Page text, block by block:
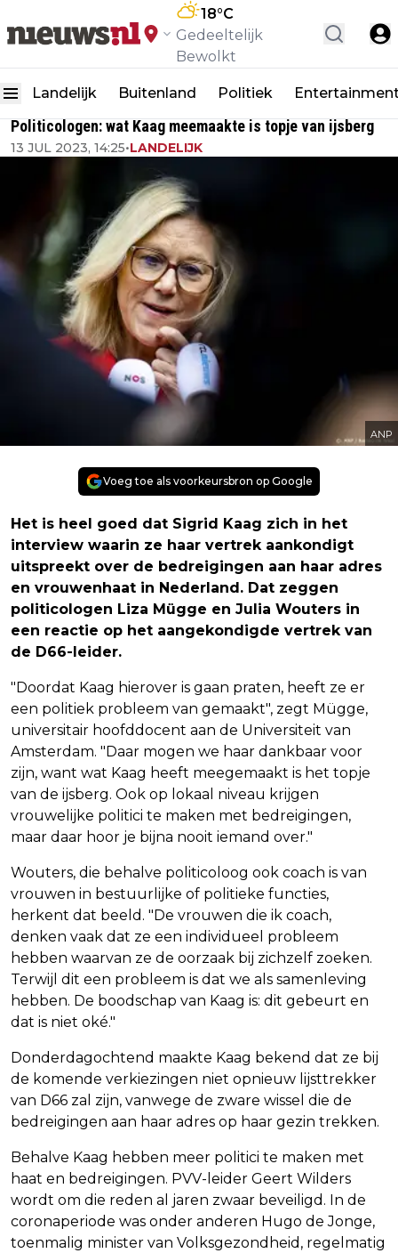
18°C
Gedeeltelijk
Bewolkt
Landelijk Buitenland Politiek
Politicologen: wat Kaag meemaakte is topje van ijsberg
13 JUL 2023, 14:25•LANDELIJK
ANP
Voeg toe als voorkeursbron op Google
Het is heel goed dat Sigrid Kaag zich in het
interview waarin ze haar vertrek aankondigt
uitspreekt over de bedreigingen aan haar adres
en vrouwenhaat in Nederland. Dat zeggen
politicologen Liza Mügge en Julia Wouters in
een reactie op het aangekondigde vertrek van
de D66-leider.
"Doordat Kaag hierover is gaan praten, heeft ze er
een politiek probleem van gemaakt", zegt Mügge,
universitair hoofddocent aan de Universiteit van
Amsterdam. "Daar mogen we haar dankbaar voor
zijn, want wat Kaag heeft meegemaakt is het topje
van de ijsberg. Ook op lokaal niveau krijgen
vrouwelijke politici te maken met bedreigingen,
maar daar hoor je bijna nooit iemand over."
Wouters, die behalve politicoloog ook coach is van
vrouwen in bestuurlijke of politieke functies,
herkent dat beeld. "De vrouwen die ik coach,
denken vaak dat ze een individueel probleem
hebben waarvan ze de oorzaak bij zichzelf zoeken.
Terwijl dit een probleem is dat we als samenleving
hebben. De boodschap van Kaag is: dit gebeurt en
dat is niet oké."
Donderdagochtend maakte Kaag bekend dat ze bij
de komende verkiezingen niet opnieuw lijsttrekker
van D66 zal zijn, vanwege de zware wissel die de
bedreigingen aan haar adres op haar gezin trekken.
Behalve Kaag hebben meer politici te maken met
haat en bedreigingen. PVV-leider Geert Wilders
wordt om die reden al jaren zwaar beveiligd. In de
coronaperiode was onder anderen Hugo de Jonge,
toenmalig minister van Volksgezondheid, regelmatig